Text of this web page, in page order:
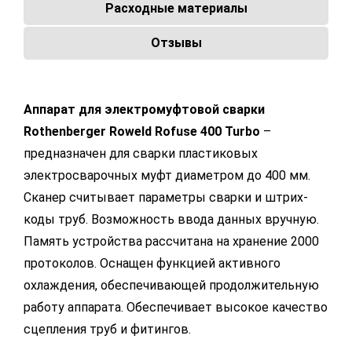
Расходные материалы
Отзывы
Аппарат для электромуфтовой сварки
Rothenberger Roweld Rofuse 400 Turbo –
предназначен для сварки пластиковых
электросварочных муфт диаметром до 400 мм.
Сканер считывает параметры сварки и штрих-
коды труб. Возможность ввода данных вручную.
Память устройства рассчитана на хранение 2000
протоколов. Оснащен функцией активного
охлаждения, обеспечивающей продолжительную
работу аппарата. Обеспечивает высокое качество
сцепления труб и фитингов.